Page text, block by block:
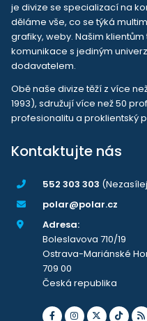
je divize se specializací na
děláme vše, co se týká
grafiky, weby. Našim
komunikace s jediným
dodavatelem.
Obě naše divize těží z více
1993), sdružují více než 50
profesionalitu a proklientský
Kontaktujte nás
552 303 303
polar@polar.cz
Adresa:
Boleslavova 710/19
Ostrava-Mariánské
709 00
Česká republika